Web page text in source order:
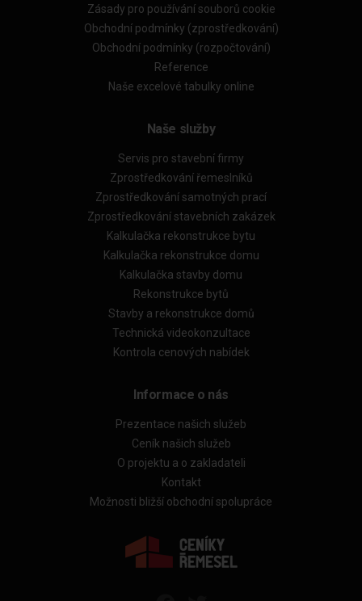
Zásady pro používání souborů cookie
Obchodní podmínky (zprostředkování)
Obchodní podmínky (rozpočtování)
Reference
Naše excelové tabulky online
Naše služby
Servis pro stavební firmy
Zprostředkování řemeslníků
Zprostředkování samotných prací
Zprostředkování stavebních zakázek
Kalkulačka rekonstrukce bytu
Kalkulačka rekonstrukce domu
Kalkulačka stavby domu
Rekonstrukce bytů
Stavby a rekonstrukce domů
Technická videokonzultace
Kontrola cenových nabídek
Informace o nás
Prezentace našich služeb
Ceník našich služeb
O projektu a o zakladateli
Kontakt
Možnosti bližší obchodní spolupráce